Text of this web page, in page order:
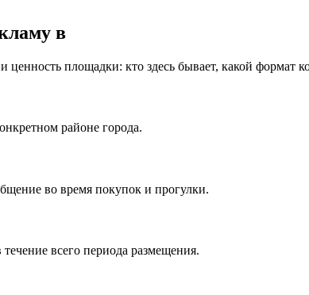
в
ценность площадки: кто здесь бывает, какой формат
районе города.
во время покупок и прогулки.
всего периода размещения.